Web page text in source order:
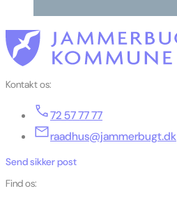
Kontakt os:
72 57 77 77
raadhus@jammerbugt.dk
Send sikker post
Find os: